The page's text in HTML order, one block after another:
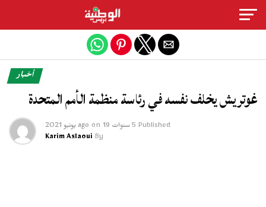
أخبار
غوتريش يخلف نفسه في رئاسة منظمة الأمم المتحدة
Published 5 سنوات ago on 19 يونيو 2021
By
Karim Aslaoui
Exit mobile version